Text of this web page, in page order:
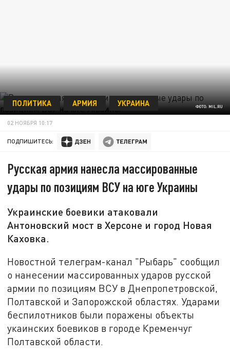
ФОТО: MIL.RU
ПОЛИТИКА АРМИЯ УКРАИНА
02 НОЯБРЯ 10:17
ПОДПИШИТЕСЬ:
Русская армия нанесла массированные
удары по позициям ВСУ на юге Украины
Украинские боевики атаковали
Антоновский мост в Херсоне и город Новая
Каховка.
Новостной телеграм-канал "Рыбарь" сообщил
о нанесении массированных ударов русской
армии по позициям ВСУ в Днепропетровской,
Полтавской и Запорожской областях. Ударами
беспилотников были поражены объекты
укаинских боевиков в городе Кременчуг
Полтавской области.